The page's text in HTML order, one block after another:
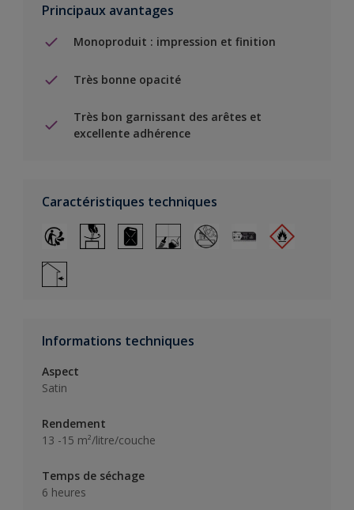
Principaux avantages
Monoproduit : impression et finition
Très bonne opacité
Très bon garnissant des arêtes et
excellente adhérence
Caractéristiques techniques
Informations techniques
Aspect
Satin
Rendement
13 -15 m²/litre/couche
Temps de séchage
6 heures